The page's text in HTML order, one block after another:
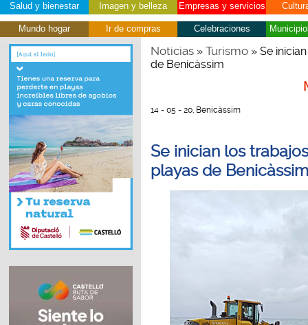
Salud y bienestar Imagen y belleza Empresas y servicios
Mundo hogar Ir de compras Celebraciones
Noticias» Turismo» Se
de Benicàssim
14 - 05 - 20, Benicàssim
Se inician los
playas de Benicàssim